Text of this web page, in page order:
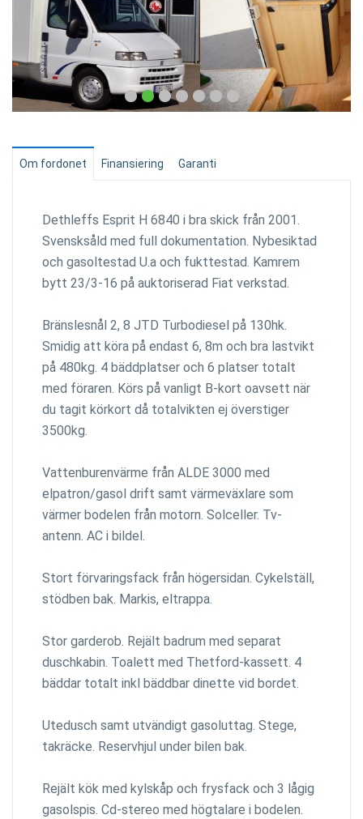
Om fordonet Finansiering Garanti
Dethleffs Esprit H 6840 i bra skick från 2001.
Svensksåld med full dokumentation. Nybesiktad
och gasoltestad U.a och fukttestad. Kamrem
bytt 23/3-16 på auktoriserad Fiat verkstad.
Bränslesnål 2, 8 JTD Turbodiesel på 130hk.
Smidig att köra på endast 6, 8m och bra lastvikt
på 480kg. 4 bäddplatser och 6 platser totalt
med föraren. Körs på vanligt B-kort oavsett när
du tagit körkort då totalvikten ej överstiger
3500kg.
Vattenburenvärme från ALDE 3000 med
elpatron/gasol drift samt värmeväxlare som
värmer bodelen från motorn. Solceller. Tv-
antenn. AC i bildel.
Stort förvaringsfack från högersidan. Cykelställ,
stödben bak. Markis, eltrappa.
Stor garderob. Rejält badrum med separat
duschkabin. Toalett med Thetford-kassett. 4
bäddar totalt inkl bäddbar dinette vid bordet.
Utedusch samt utvändigt gasoluttag. Stege,
takräcke. Reservhjul under bilen bak.
Rejält kök med kylskåp och frysfack och 3 lågig
gasolspis. Cd-stereo med högtalare i bodelen.